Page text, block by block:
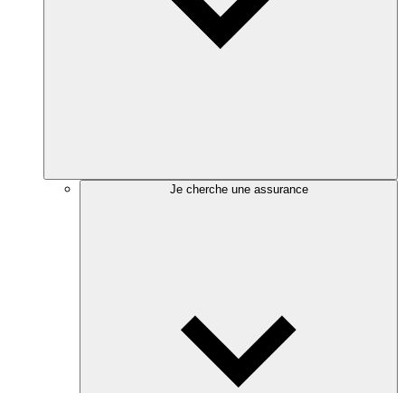
Je cherche une assurance